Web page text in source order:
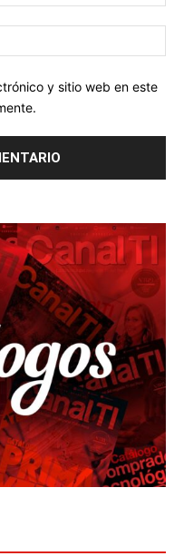
y sitio web en este